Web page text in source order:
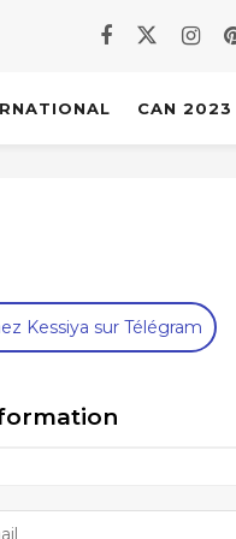
CAN 2023
Kessiya sur Télégram